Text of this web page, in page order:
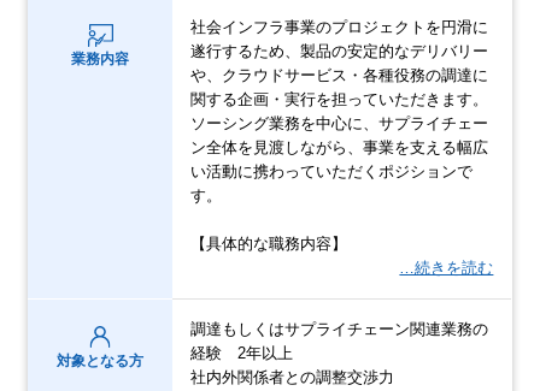
業務内容
社会インフラ事業のプロジェクトを円滑に
遂行するため、製品の安定的なデリバリー
や、クラウドサービス・各種役務の調達に
関する企画・実行を担っていただきます。
ソーシング業務を中心に、サプライチェー
ン全体を見渡しながら、事業を支える幅広
い活動に携わっていただくポジションで
す。
【具体的な職務内容】
…続きを読む
対象となる方
調達もしくはサプライチェーン関連業務の
経験 2年以上
社内外関係者との調整交渉力